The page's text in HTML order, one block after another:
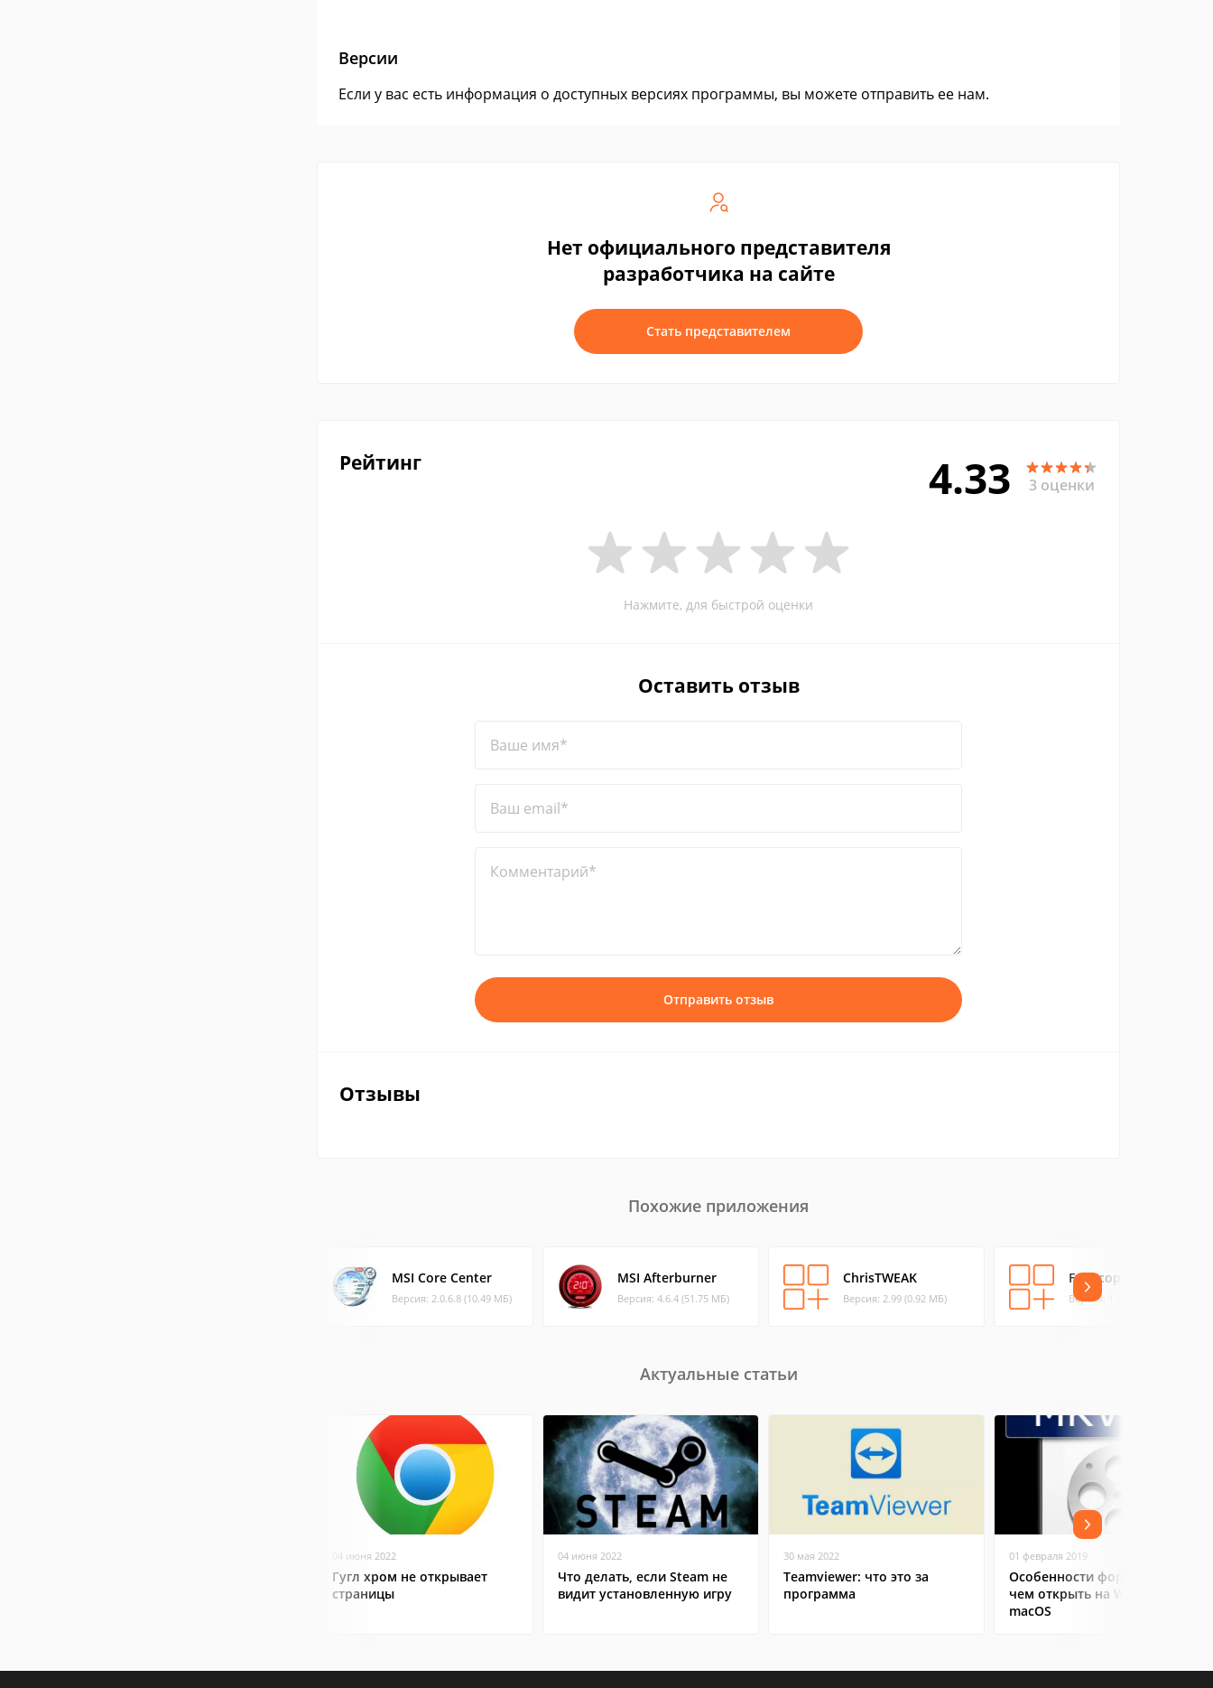
Версии
Если у вас есть информация о доступных версиях программы, вы можете отправить ее нам.
Нет официального представителя
разработчика на сайте
Стать представителем
Рейтинг 4.33 3 оценки
Нажмите, для быстрой оценки
Оставить отзыв
Ваше имя*
Ваш email*
Комментарий*
Отправить отзыв
Отзывы
Похожие приложения
MSI Core Center
Версия: 2.0.6.8 (10.49 МБ)
MSI Afterburner
Версия: 4.6.4 (51.75 МБ)
ChrisTWEAK
Версия: 2.99 (0.92 МБ)
Fast-copy
Версия: 1 (0.21 МБ)
Актуальные статьи
04 июня 2022
Гугл хром не открывает
страницы
04 июня 2022
Что делать, если Steam не
видит установленную игру
30 мая 2022
Teamviewer: что это за
программа
01 февраля 2019
Особенности формата MKV:
чем открыть на Windows и
macOS